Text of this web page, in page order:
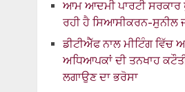
ਆਮ ਆਦਮੀ ਪਾਰਟੀ ਸਰਕਾਰ
ਰਹੀ ਹੈ ਸਿਆਸੀਕਰਨ-ਸੁਨੀਲ
ਡੀਟੀਐੱਫ ਨਾਲ ਮੀਟਿੰਗ ਵਿੱਚ
ਅਧਿਆਪਕਾਂ ਦੀ ਤਨਖਾਹ
ਲਗਾਉਣ ਦਾ ਭਰੋਸਾ